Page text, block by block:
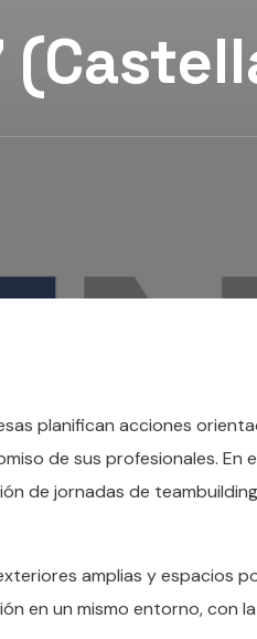
planifican acciones
de sus profesionales. En
de jornadas de
amplias y espacios
en un mismo entorno, con